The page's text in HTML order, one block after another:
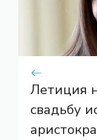
Летиция
свадьбу